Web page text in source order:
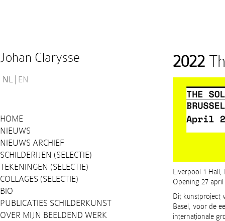
Johan Clarysse
NL EN
HOME
NIEUWS
NIEUWS ARCHIEF
SCHILDERIJEN (SELECTIE)
TEKENINGEN (SELECTIE)
COLLAGES (SELECTIE)
BIO
PUBLICATIES SCHILDERKUNST
OVER MIJN BEELDEND WERK
2022
Liverpool 1
Opening 27
Dit kunstproject
Basel, voor de
internationale